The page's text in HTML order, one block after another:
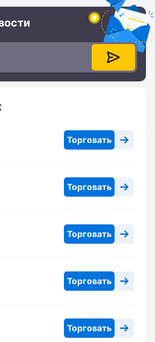
Торговать
Торговать
Торговать
Торговать
Торговать